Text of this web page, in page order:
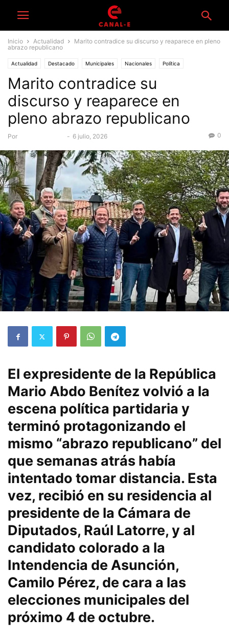
Inicio Actualidad
Marito contradice su discurso y reaparece en pleno
abrazo republicano
Actualidad Destacado Municipales Nacionales Política
Marito contradice su
discurso y reaparece en
pleno abrazo republicano
Por - 6 julio, 2026 0
El expresidente de la República
Mario Abdo Benítez volvió a la
escena política partidaria y
terminó protagonizando el
mismo “abrazo republicano” del
que semanas atrás había
intentado tomar distancia. Esta
vez, recibió en su residencia al
presidente de la Cámara de
Diputados, Raúl Latorre, y al
candidato colorado a la
Intendencia de Asunción,
Camilo Pérez, de cara a las
elecciones municipales del
próximo 4 de octubre.